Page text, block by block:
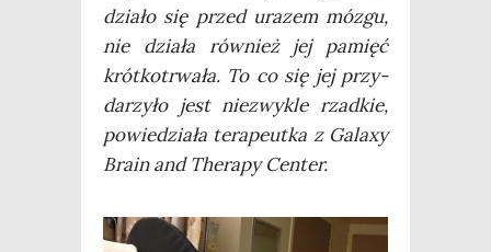
dzia­ło się przed ura­zem mózgu,
nie dzia­ła rów­nież jej pamięć
krót­ko­trwa­ła. To co się jej przy­
da­rzy­ło jest nie­zwy­kle rzad­kie,
powie­dzia­ła tera­peut­ka z Gala­xy
Bra­in and The­ra­py Center.